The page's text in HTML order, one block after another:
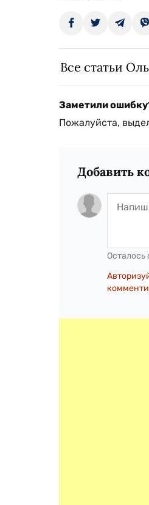
Все статьи
Заметили
Пожалуйста,
Добавить
Осталось